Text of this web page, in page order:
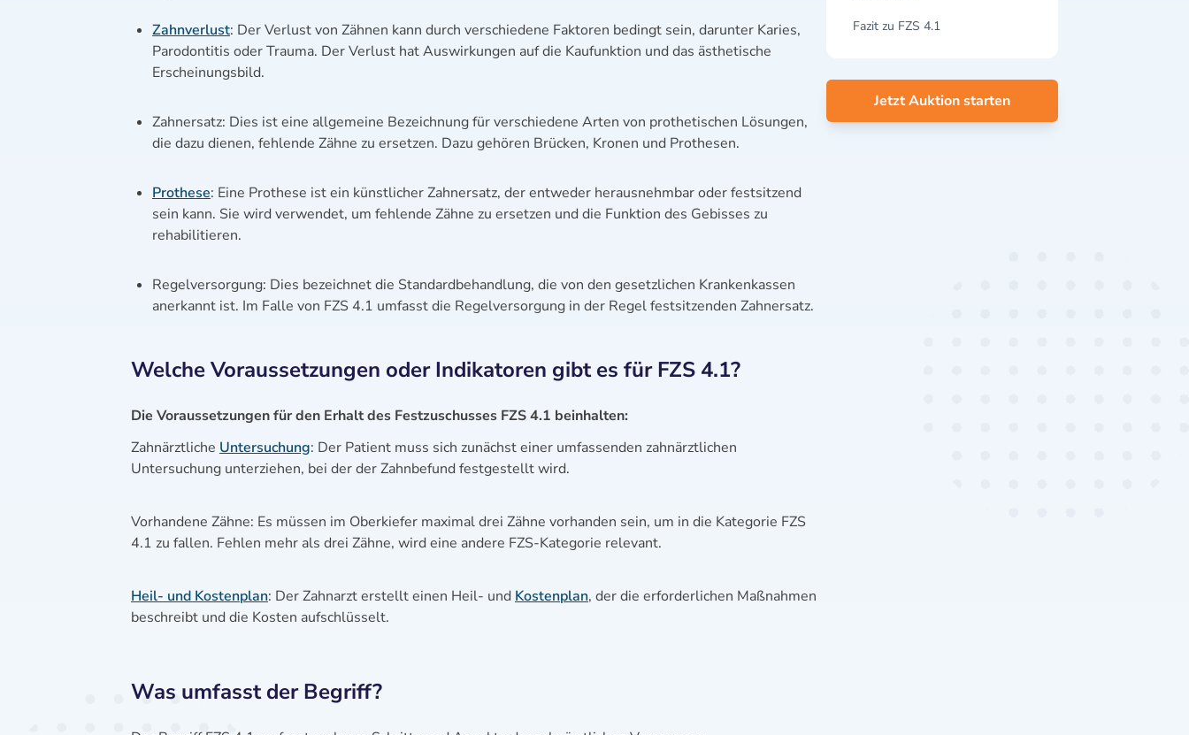
Zahnverlust: Der Verlust von Zähnen kann durch verschiedene Faktoren bedingt sein, darunter Karies,
Parodontitis oder Trauma. Der Verlust hat Auswirkungen auf die Kaufunktion und das ästhetische
Erscheinungsbild.
Zahnersatz: Dies ist eine allgemeine Bezeichnung für verschiedene Arten von prothetischen Lösungen,
die dazu dienen, fehlende Zähne zu ersetzen. Dazu gehören Brücken, Kronen und Prothesen.
Prothese: Eine Prothese ist ein künstlicher Zahnersatz, der entweder herausnehmbar oder festsitzend
sein kann. Sie wird verwendet, um fehlende Zähne zu ersetzen und die Funktion des Gebisses zu
rehabilitieren.
Regelversorgung: Dies bezeichnet die Standardbehandlung, die von den gesetzlichen Krankenkassen
anerkannt ist. Im Falle von FZS 4.1 umfasst die Regelversorgung in der Regel festsitzenden Zahnersatz.
Welche Voraussetzungen oder Indikatoren gibt es für FZS 4.1?
Die Voraussetzungen für den Erhalt des Festzuschusses FZS 4.1 beinhalten:
Zahnärztliche Untersuchung: Der Patient muss sich zunächst einer umfassenden zahnärztlichen
Untersuchung unterziehen, bei der der Zahnbefund festgestellt wird.
Vorhandene Zähne: Es müssen im Oberkiefer maximal drei Zähne vorhanden sein, um in die Kategorie FZS
4.1 zu fallen. Fehlen mehr als drei Zähne, wird eine andere FZS-Kategorie relevant.
Heil- und Kostenplan: Der Zahnarzt erstellt einen Heil- und Kostenplan, der die erforderlichen Maßnahmen
beschreibt und die Kosten aufschlüsselt.
Was umfasst der Begriff?
Fazit zu FZS 4.1
Jetzt Auktion starten